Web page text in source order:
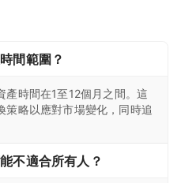
間範圍？
產時間在1至12個月之間。這
策略以應對市場變化，同時追
不適合所有人？